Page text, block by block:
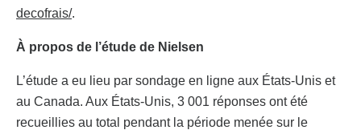
decofrais/.
À propos de l’étude de Nielsen
L’étude a eu lieu par sondage en ligne aux États-Unis et
au Canada. Aux États-Unis, 3 001 réponses ont été
recueillies au total pendant la période menée sur le